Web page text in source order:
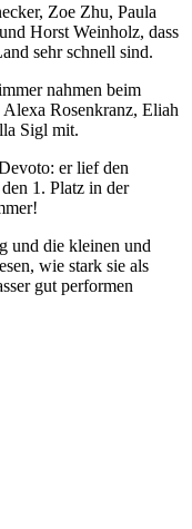
Zoe Zhu, Paula
Horst Weinholz, dass
sehr schnell sind.
nahmen beim
Rosenkranz, Eliah
Sigl mit.
er lief den
1. Platz in der
und die kleinen und
wie stark sie als
gut performen